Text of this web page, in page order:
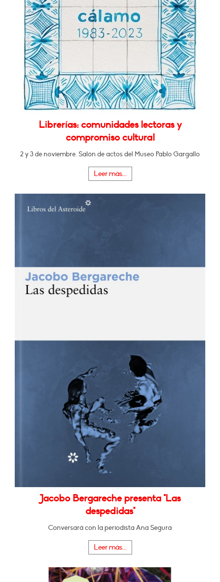
Librerías: comunidades lectoras y
compromiso cultural
2 y 3 de noviembre. Salón de actos del Museo Pablo Gargallo
Leer más...
Jacobo Bergareche presenta "Las
despedidas"
Conversará con la periodista Ana Segura
Leer más...